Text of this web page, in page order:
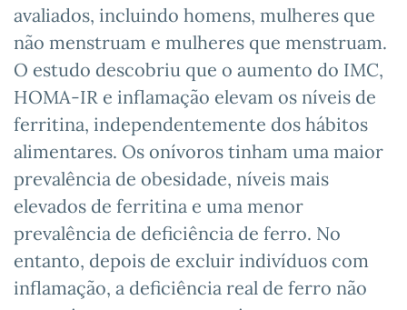
avaliados, incluindo homens, mulheres que
não menstruam e mulheres que menstruam.
O estudo descobriu que o aumento do IMC,
HOMA-IR e inflamação elevam os níveis de
ferritina, independentemente dos hábitos
alimentares. Os onívoros tinham uma maior
prevalência de obesidade, níveis mais
elevados de ferritina e uma menor
prevalência de deficiência de ferro. No
entanto, depois de excluir indivíduos com
inflamação, a deficiência real de ferro não